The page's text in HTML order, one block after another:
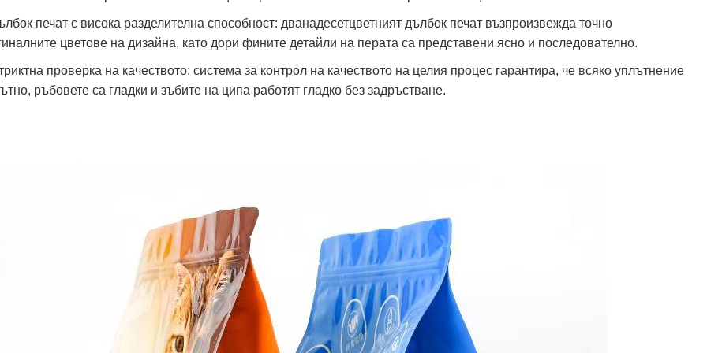
печат с висока разделителна способност: дванадесетцветният дълбок печат възпроизвежда точно
цветове на дизайна, като дори фините детайли на перата са представени ясно и последователно.
проверка на качеството: система за контрол на качеството на целия процес гарантира, че всяко уплътнение
ръбовете са гладки и зъбите на ципа работят гладко без задръстване.